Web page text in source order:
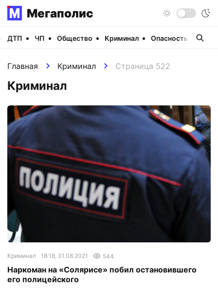
Мегаполис
ДТП ЧП Общество Криминал Опасность
Главная Криминал Страница 522
Криминал
Криминал 18:18, 31.08.2021 544
Наркоман на «Солярисе» побил остановившего
его полицейского